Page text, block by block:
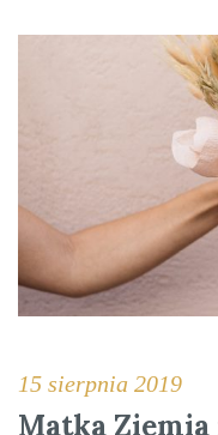
15 sierpnia 2019
Matka